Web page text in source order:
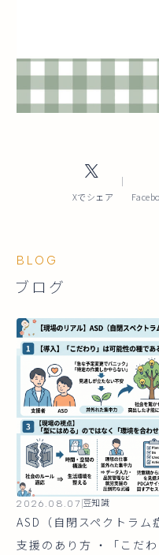
Xでシェア
BLOG
ブログ
2026.08.07 豆知識
ASD（自閉スペクトラム
支援のあり方 ・「こだ